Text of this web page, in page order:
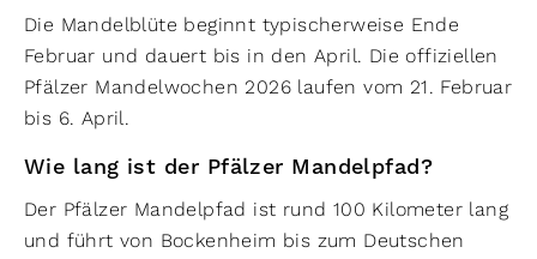
Die Mandelblüte beginnt typischerweise Ende
Februar und dauert bis in den April. Die offiziellen
Pfälzer Mandelwochen 2026 laufen vom 21. Februar
bis 6. April.
Wie lang ist der Pfälzer Mandelpfad?
Der Pfälzer Mandelpfad ist rund 100 Kilometer lang
und führt von Bockenheim bis zum Deutschen